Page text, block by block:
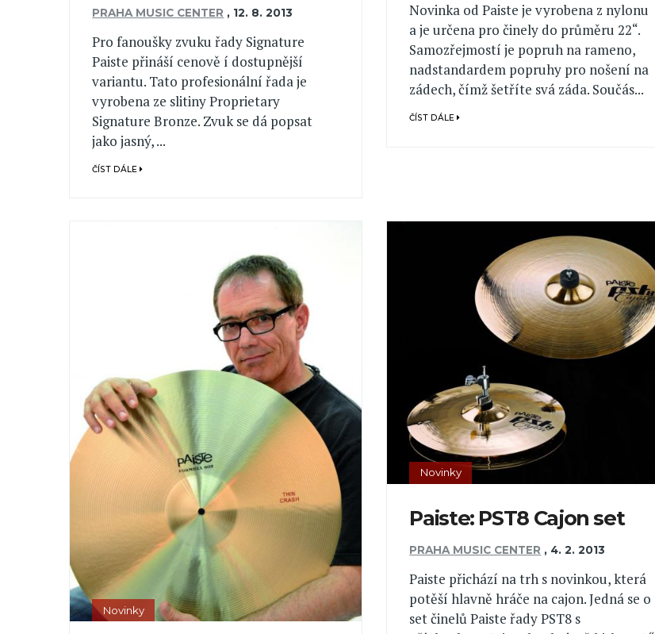
PRAHA MUSIC CENTER , 12. 8. 2013
Pro fanoušky zvuku řady Signature
Paiste přináší cenově í dostupnější
variantu. Tato profesionální řada je
vyrobena ze slitiny Proprietary
Signature Bronze. Zvuk se dá popsat
jako jasný, ...
ČÍST DÁLE
Novinka od Paiste je vyrobena z nylonu
a je určena pro činely do průměru 22“.
Samozřejmostí je popruh na rameno,
nadstandardem popruhy pro nošení na
zádech, čímž šetříte svá záda. Součás...
ČÍST DÁLE
Novinky
Novinky
Paiste: PST8 Cajon set
PRAHA MUSIC CENTER , 4. 2. 2013
Paiste přichází na trh s novinkou, která
potěší hlavně hráče na cajon. Jedná se o
set činelů Paiste řady PST8 s